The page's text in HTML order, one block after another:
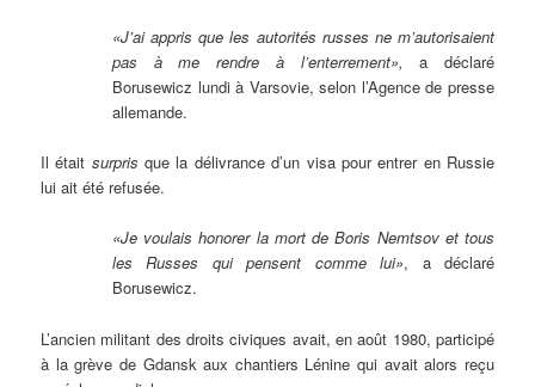
«J’ai appris que les autorités russes ne m’autorisaient
pas à me rendre à l’enterrement», a déclaré
Borusewicz lundi à Varsovie, selon l’Agence de presse
allemande.
Il était surpris que la délivrance d’un visa pour entrer en Russie
lui ait été refusée.
«Je voulais honorer la mort de Boris Nemtsov et tous
les Russes qui pensent comme lui», a déclaré
Borusewicz.
L’ancien militant des droits civiques avait, en août 1980, participé
à la grève de Gdansk aux chantiers Lénine qui avait alors reçu